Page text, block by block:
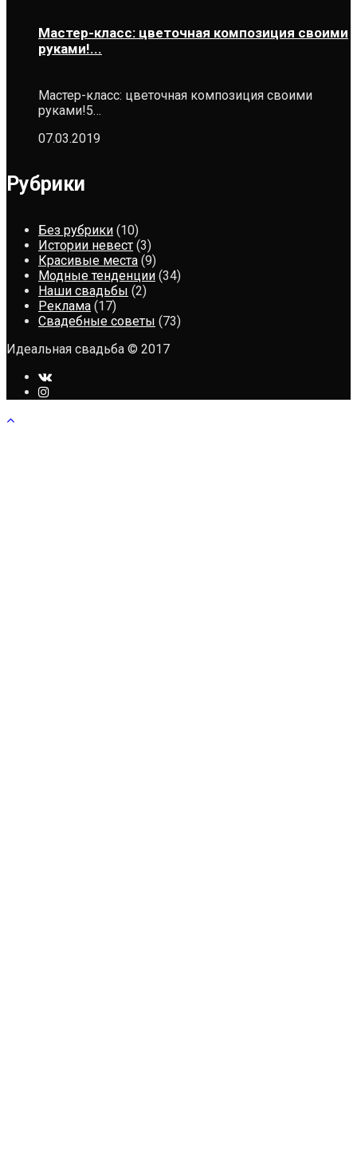
Мастер-класс: цветочная композиция своими
руками!...
Мастер-класс: цветочная композиция своими
руками!5…
07.03.2019
Рубрики
Без рубрики (10)
Истории невест (3)
Красивые места (9)
Модные тенденции (34)
Наши свадьбы (2)
Реклама (17)
Свадебные советы (73)
Идеальная свадьба © 2017